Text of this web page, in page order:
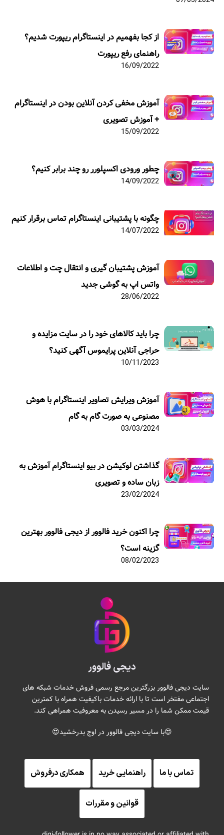
از کجا بفهمیم در اینستاگرام ریپورت شدیم؟
راهنمای رفع ریپورت
16/09/2022
آموزش مخفی کردن آنلاین بودن در اینستاگرام
+ آموزش تصویری
15/09/2022
چطور ورودی اکسپلورر رو چند برابر کنیم؟
14/09/2022
چگونه با پشتیبانی اینستاگرام تماس برقرار کنیم
14/07/2022
آموزش پشتیبان گیری و انتقال چت و اطلاعات
واتس اپ به گوشی جدید
28/06/2022
چرا باید کالاهای خود را در سایت مزایده و
حراجی آنلاین پرایموس آگهی کنید؟
10/11/2023
آموزش ویرایش تصاویر اینستاگرام با هوش
مصنوعی به صورت گام به گام
03/03/2024
گذاشتن لوکیشن در بیو اینستاگرام آموزش به
زبان ساده و تصویری
23/02/2024
چرا اکنون خرید فالوور از دیجی فالوور بهترین
گزینه است؟
08/02/2023
دیجی فالوور
سایت دیجی فالوور بزرگترین مرجع رسمی فروش خدمات شبکه های
اجتماعی مفتخر است تا با ارائه خدمات باکیفیت همراه با کمترین
قیمت ممکن شما را در مسیر رسیدن به معروفیت همراهی کند.
😍با سایت دیجی فالوور در اوج بدرخشید😍
تماس با ما راهنمایی خرید همکاری درفروش
قوانین و مقررات